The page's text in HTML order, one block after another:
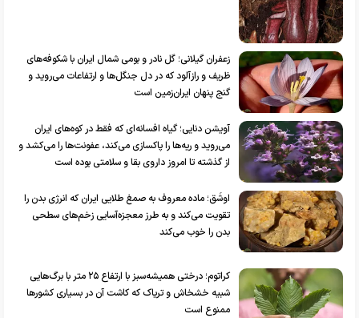
زعفران گیلانی؛ گل نادر و بومی شمال ایران با شکوفه‌های
ظریف و رازآلود که در دل جنگل‌ها و ارتفاعات می‌روید و
گنج پنهان ایران‌زمین است
آویشن دنایی؛ گیاه افسانه‌ای که فقط در کوه‌های ایران
می‌روید و ریه‌ها را پاکسازی می‌کند، عفونت‌ها را می‌کشد و
از گذشته تا امروز داروی بقا و سلامتی بوده است
اوشَق؛ ماده معروف به صمغ طلایی ایران که انرژی بدن را
تقویت می‌کند و به طرز معجزه‌آسایی زخم‌های سطحی
بدن را خوب می‌کند
کراتوم؛ درختی همیشه‌سبز با ارتفاع ۲۵ متر با برگ‌هایی
شبیه خشخاش و تریاک که کاشت آن در بسیاری کشورها
ممنوع است